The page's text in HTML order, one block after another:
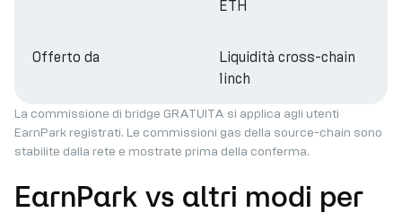
ETH
Offerto da
Liquidità cross-chain
1inch
La commissione di bridge GRATUITA si applica agli utenti
EarnPark registrati. Le commissioni gas della source-chain sono
stabilite dalla rete e mostrate prima della conferma.
EarnPark vs altri modi per